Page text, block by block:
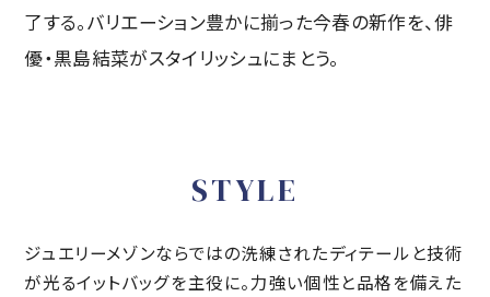
了する。バリエーション豊かに揃った今春の新作を、俳
優・黒島結菜がスタイリッシュにまとう。
STYLE
ジュエリーメゾンならではの洗練されたディテールと技術
が光るイットバッグを主役に。力強い個性と品格を備えた